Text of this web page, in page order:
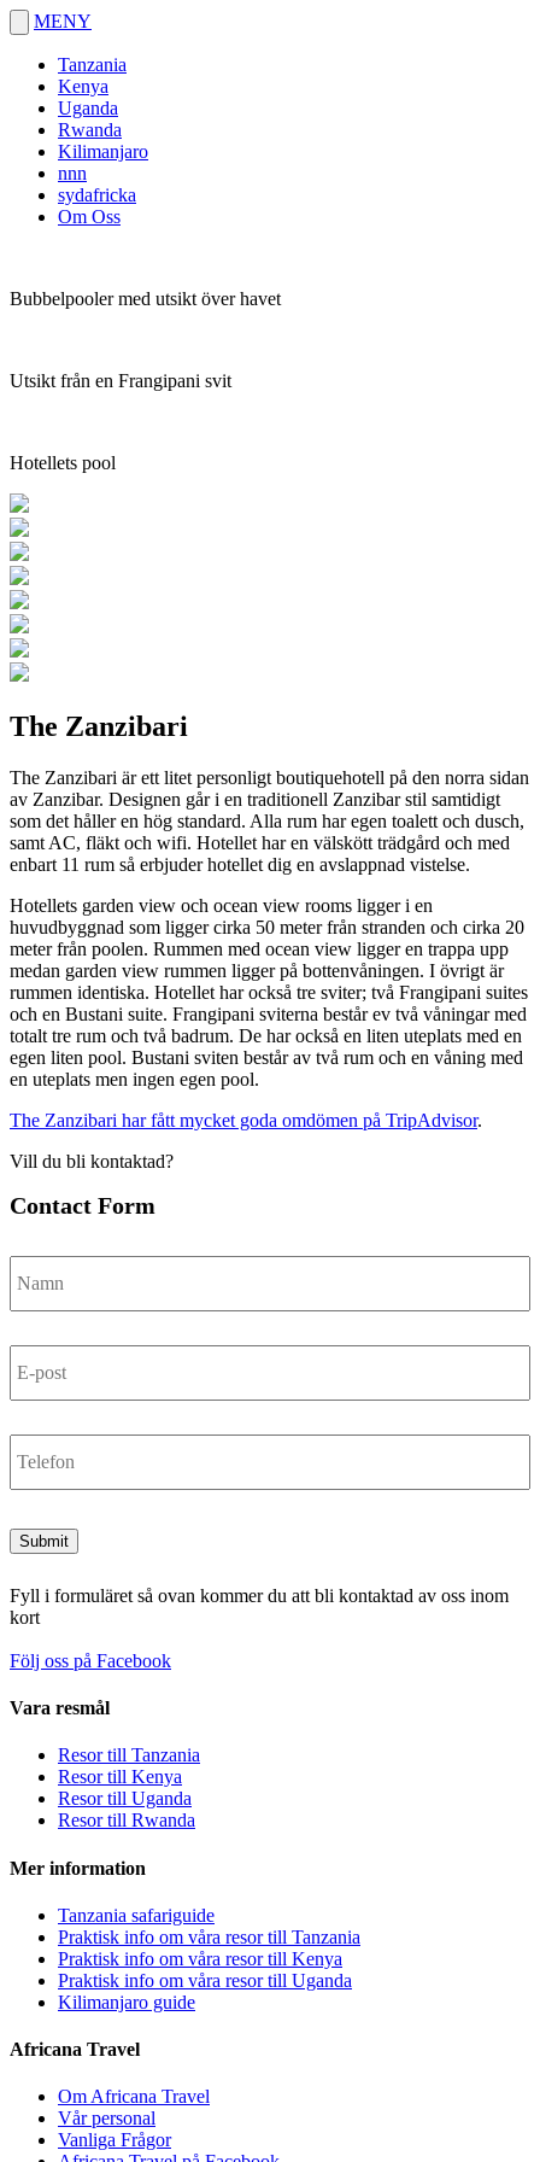
MENY
Tanzania
Kenya
Uganda
Rwanda
Kilimanjaro
nnn
sydafricka
Om Oss
Bubbelpooler med utsikt över havet
Utsikt från en Frangipani svit
Hotellets pool
The Zanzibari
The Zanzibari är ett litet personligt boutiquehotell på den norra sidan
av Zanzibar. Designen går i en traditionell Zanzibar stil samtidigt
som det håller en hög standard. Alla rum har egen toalett och dusch,
samt AC, fläkt och wifi. Hotellet har en välskött trädgård och med
enbart 11 rum så erbjuder hotellet dig en avslappnad vistelse.
Hotellets garden view och ocean view rooms ligger i en
huvudbyggnad som ligger cirka 50 meter från stranden och cirka 20
meter från poolen. Rummen med ocean view ligger en trappa upp
medan garden view rummen ligger på bottenvåningen. I övrigt är
rummen identiska. Hotellet har också tre sviter; två Frangipani suites
och en Bustani suite. Frangipani sviterna består ev två våningar med
totalt tre rum och två badrum. De har också en liten uteplats med en
egen liten pool. Bustani sviten består av två rum och en våning med
en uteplats men ingen egen pool.
The Zanzibari har fått mycket goda omdömen på TripAdvisor.
Vill du bli kontaktad?
Contact Form
Namn
E-
post
Telefon
Submit
Fyll i formuläret så ovan kommer du att bli kontaktad av oss inom
kort
Följ oss på Facebook
Vara resmål
Resor till Tanzania
Resor till Kenya
Resor till Uganda
Resor till Rwanda
Mer information
Tanzania safariguide
Praktisk info om våra resor till Tanzania
Praktisk info om våra resor till Kenya
Praktisk info om våra resor till Uganda
Kilimanjaro guide
Africana Travel
Om Africana Travel
Vår personal
Vanliga Frågor